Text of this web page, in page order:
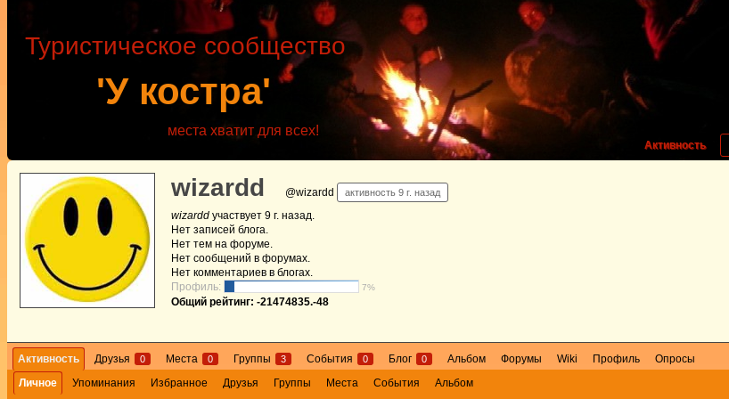
'У костра'
Туристическое сообщество
места хватит для всех!
Активность
wizardd @wizardd активность 9 г. назад
wizardd участвует 9 г. назад.
Нет записей блога.
Нет тем на форуме.
Нет сообщений в форумах.
Нет комментариев в блогах.
Профиль:
7%
Общий рейтинг: -21474835.-48
Активность Друзья 0 Места 0 Группы 3 События 0 Блог 0 Альбом Форумы Wiki Профиль
Опросы
Личное
Упоминания Избранное Друзья Группы Места События Альбом